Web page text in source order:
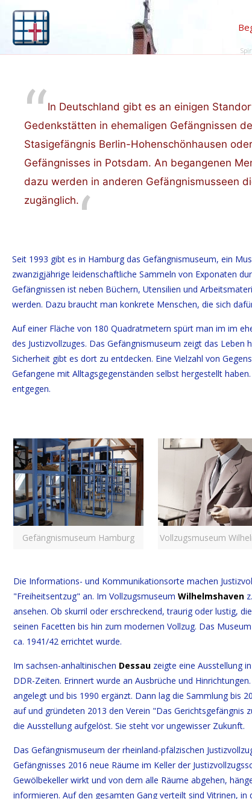
In Deutschland gibt es an einigen
Gedenkstätten in ehemaligen Gefängnissen
Stasigefängnis Berlin-Hohenschönhausen
Gefängnisses in Potsdam. An begangenen
dazu werden in anderen Gefängnismusseen
zugänglich.
Seit 1993 gibt es in Hamburg das Gefängnismuseum, ein
zwanzigjährige leidenschaftliche Sammeln von Exponaten
Gefängnissen ist neben Büchern, Utensilien und
werden. Dazu braucht man konkrete Menschen, die sich
Auf einer Fläche von 180 Quadratmetern spürt man im im
des Justizvollzuges. Das Gefängnismuseum zeigt das
Sicherheit gibt es dort zu entdecken. Eine Vielzahl von
Gefangene mit Alltagsgegenständen selbst hergestellt
entgegen.
Gefängnismuseum Hamburg Vollzugsmuseum
Die Informations- und Kommunikationsorte machen
"Freiheitsentzug" an. Im Vollzugsmuseum Wilhelmshaven
ansehen. Ob skurril oder erschreckend, traurig oder lustig,
seinen Facetten bis hin zum modernen Vollzug. Das
ca. 1941/42 errichtet wurde.
Im sachsen-anhaltinischen Dessau zeigte eine Ausstellung
DDR-Zeiten. Erinnert wurde an Ausbrüche und
angelegt und bis 1990 ergänzt. Dann lag die Sammlung bis
auf und gründeten 2013 den Verein "Das Gerichtsgefängnis
die Ausstellung aufgelöst. Sie steht vor ungewisser Zukunft.
Das Gefängnismuseum der rheinland-pfälzischen
Gefängnisses 2016 neue Räume im Keller der
Gewölbekeller wirkt und von dem alle Räume abgehen,
informieren. Auf den gesamten Gang verteilt sind Vitrinen,